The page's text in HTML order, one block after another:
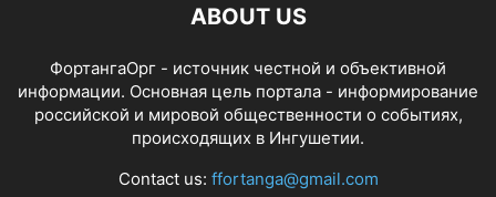
ABOUT US
ФортангаОрг - источник честной и объективной
информации. Основная цель портала - информирование
российской и мировой общественности о событиях,
происходящих в Ингушетии.
Contact us: ffortanga@gmail.com